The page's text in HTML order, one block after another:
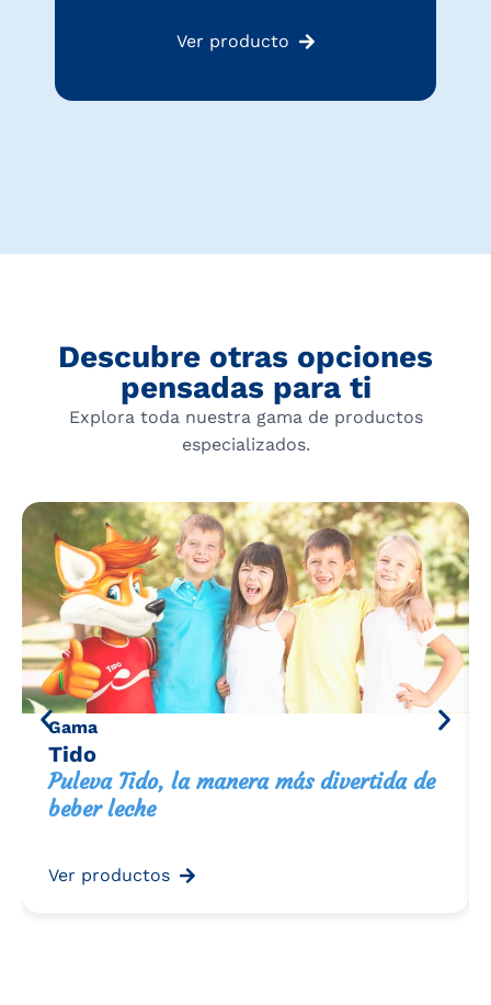
Ver producto
Descubre otras opciones
pensadas para ti
Explora toda nuestra gama de productos
especializados.
Gama
Tido
Puleva Tido, la manera más divertida de
beber leche
Ver productos